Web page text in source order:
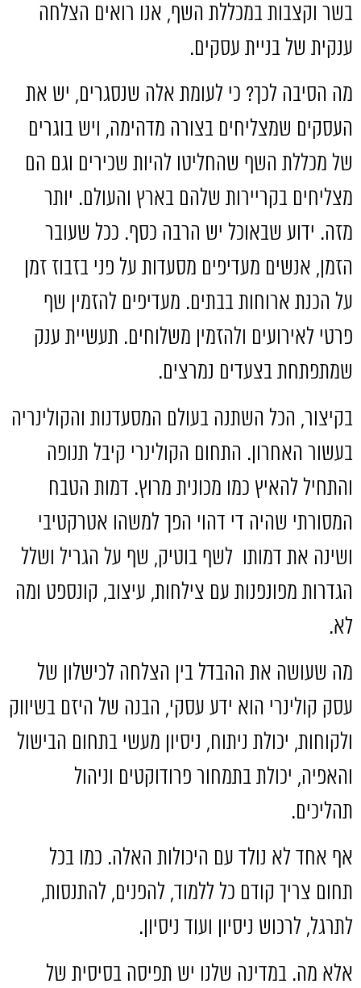
בשר וקצבות במכללת השף, אנו רואים הצלחה
ענקית של בניית עסקים.
מה הסיבה לכך? כי לעומת אלה שנסגרים, יש את
העסקים שמצליחים בצורה מדהימה, ויש בוגרים
של מכללת השף שהחליטו להיות שכירים וגם הם
מצליחים בקריירות שלהם בארץ והעולם. יותר
מזה. ידוע שבאוכל יש הרבה כסף. ככל שעובר
הזמן, אנשים מעדיפים מסעדות על פני בזבוז זמן
על הכנת ארוחות בבתים. מעדיפים להזמין שף
פרטי לאירועים ולהזמין משלוחים. תעשיית ענק
שמתפתחת בצעדים נמרצים.
בקיצור, הכל השתנה בעולם המסעדנות והקולינריה
בעשור האחרון. התחום הקולינרי קיבל תנופה
והתחיל להאיץ כמו מכונית מרוץ. דמות הטבח
המסורתי שהיה די דהוי הפך למשהו אטרקטיבי
ושינה את דמותו לשף בוטיק, שף על הגריל ושלל
הגדרות מפונפנות עם צילחות, עיצוב, קונספט ומה
לא.
מה שעושה את ההבדל בין הצלחה לכישלון של
עסק קולינרי הוא ידע עסקי, הבנה של היזם בשיווק
ולקוחות, יכולת ניתוח, ניסיון מעשי בתחום הבישול
והאפיה, יכולת בתמחור פרודוקטים וניהול
תהליכים.
אף אחד לא נולד עם היכולות האלה. כמו בכל
תחום צריך קודם כל ללמוד, להפנים, להתנסות,
לתרגל, לרכוש ניסיון ועוד ניסיון.
אלא מה. במדינה שלנו יש תפיסה בסיסית של